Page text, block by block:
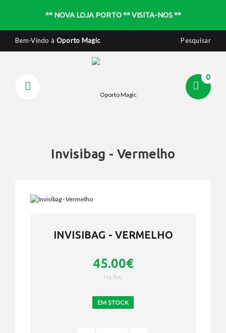
** NOVA LOJA PORTO ** VISITA-NOS **
Bem-Vindo à Oporto Magic Pesquisar
0
Invisibag - Vermelho
INVISIBAG - VERMELHO
45.00€
Iva Inc.
EM STOCK